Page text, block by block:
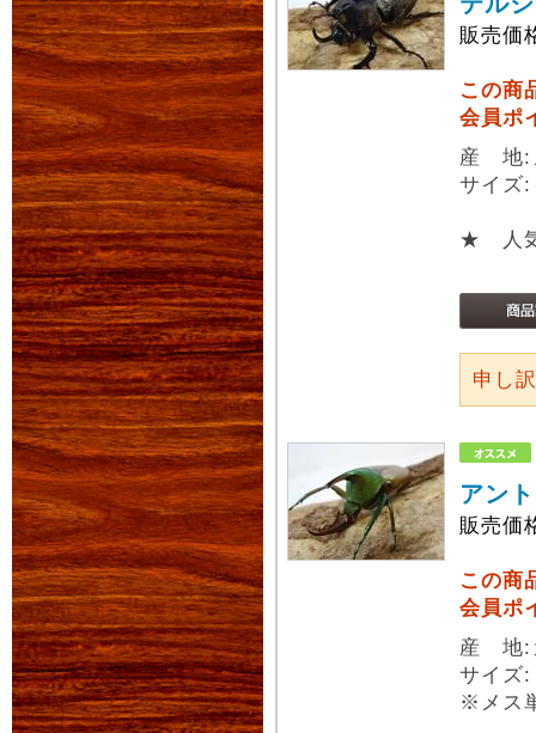
販売価
この商
会員ポ
産 地:
サイ
★ 人
申し
アン
販売価
この商
会員ポ
産 地:
サイズ
※メス